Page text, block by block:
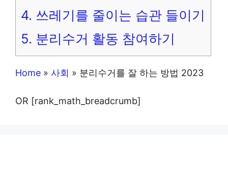
4. 쓰레기를 줄이는 습관 들이기
5. 분리수거 활동 참여하기
Home » 사회 » 분리수거를 잘 하는 방법 2023
OR [rank_math_breadcrumb]